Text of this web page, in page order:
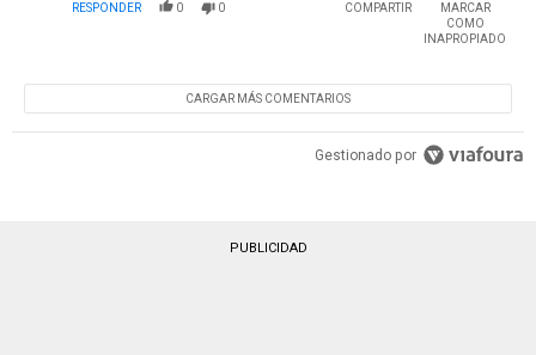
RESPONDER 0 0 COMPARTIR
MARCAR
COMO
INAPROPIADO
CARGAR MÁS COMENTARIOS
Gestionado por
PUBLICIDAD